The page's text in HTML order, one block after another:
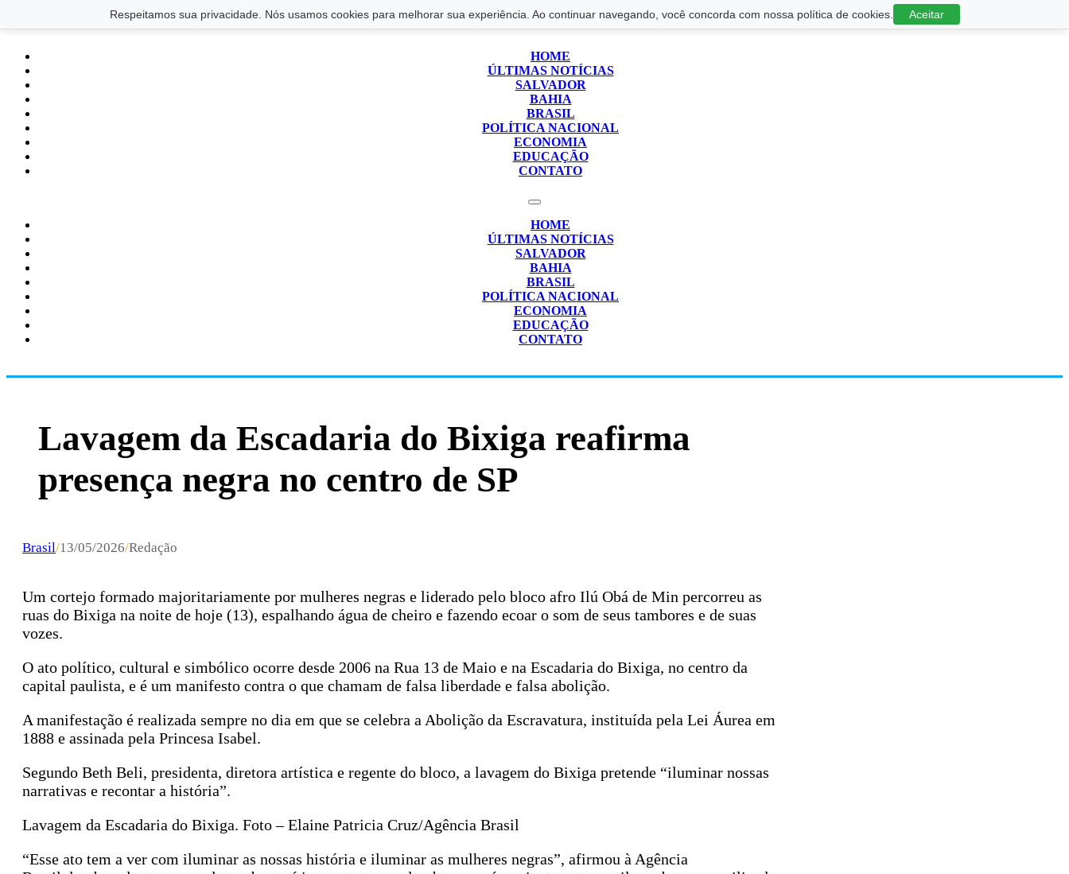
Respeitamos sua privacidade. Nós usamos cookies para melhorar sua experiência. Ao continuar navegando, você concorda com nossa política de cookies. Aceitar
Saltar para o conteúdo principal Ir para o footer
HOME
ÚLTIMAS NOTÍCIAS
SALVADOR
BAHIA
BRASIL
POLÍTICA NACIONAL
ECONOMIA
EDUCAÇÃO
CONTATO
HOME
ÚLTIMAS NOTÍCIAS
SALVADOR
BAHIA
BRASIL
POLÍTICA NACIONAL
ECONOMIA
EDUCAÇÃO
CONTATO
Lavagem da Escadaria do Bixiga reafirma
presença negra no centro de SP
Brasil/13/05/2026/Redação
Um cortejo formado majoritariamente por mulheres negras e liderado pelo bloco afro Ilú Obá de Min percorreu as
ruas do Bixiga na noite de hoje (13), espalhando água de cheiro e fazendo ecoar o som de seus tambores e de suas
vozes.
O ato político, cultural e simbólico ocorre desde 2006 na Rua 13 de Maio e na Escadaria do Bixiga, no centro da
capital paulista, e é um manifesto contra o que chamam de falsa liberdade e falsa abolição.
A manifestação é realizada sempre no dia em que se celebra a Abolição da Escravatura, instituída pela Lei Áurea em
1888 e assinada pela Princesa Isabel.
Segundo Beth Beli, presidenta, diretora artística e regente do bloco, a lavagem do Bixiga pretende “iluminar nossas
narrativas e recontar a história”.
Lavagem da Escadaria do Bixiga. Foto – Elaine Patricia Cruz/Agência Brasil
“Esse ato tem a ver com iluminar as nossas história e iluminar as mulheres negras”, afirmou à Agência